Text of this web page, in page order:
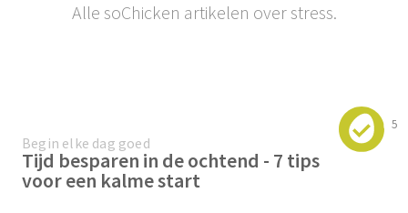
Alle soChicken artikelen over stress.
5
Begin elke dag goed
Tijd besparen in de ochtend - 7 tips
voor een kalme start